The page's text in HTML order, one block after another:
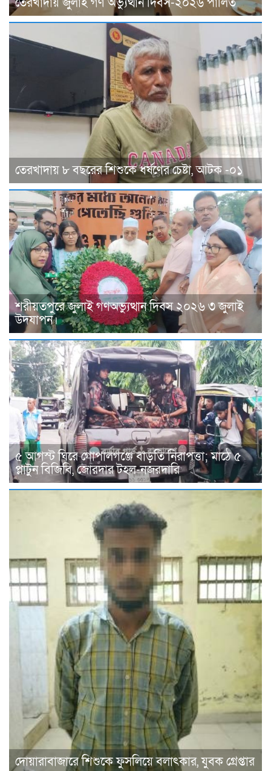
তেরখাদায় ৮ বছরের শিশুকে ধর্ষণের চেষ্টা, আটক -০১
শরীয়তপুরে জুলাই গণঅভ্যুত্থান দিবস ২০২৬ ৩ জুলাই
উদযাপন।
৫ আগস্ট ঘিরে গোপালগঞ্জে বাড়তি নিরাপত্তা; মাঠে ৫
প্লাটুন বিজিবি, জোরদার টহল-নজরদারি
দোয়ারাবাজারে শিশুকে ফুসলিয়ে বলাৎকার, যুবক গ্রেপ্তার